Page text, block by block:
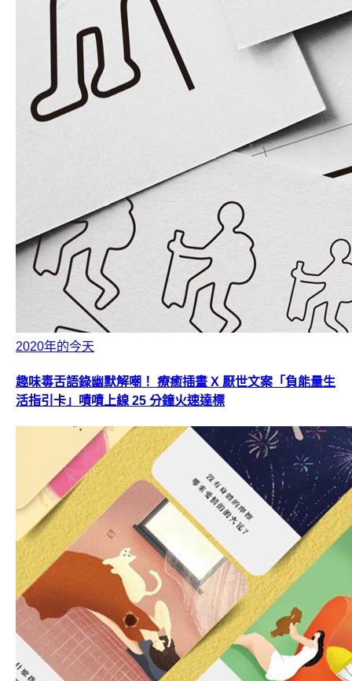
2020年的今天
趣味毒舌語錄幽默解嘲！ 療癒插畫 X 厭世文案「負能量生
活指引卡」嘖嘖上線 25 分鐘火速達標